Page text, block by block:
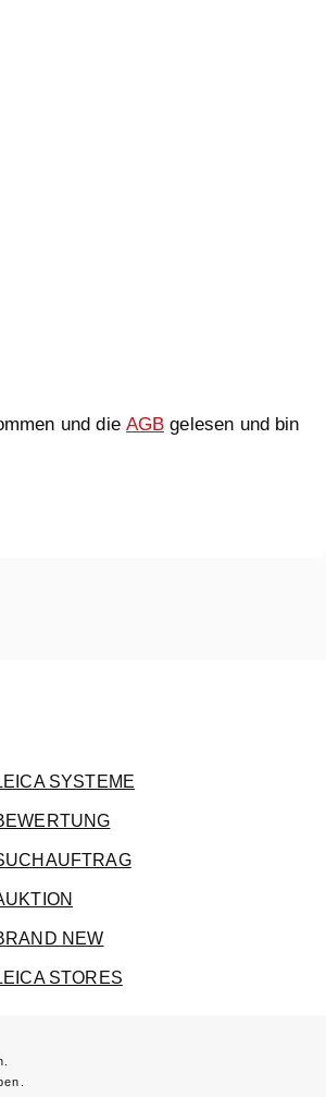
und dieAGB gelesen und bin
SYSTEME
NEW
STORES